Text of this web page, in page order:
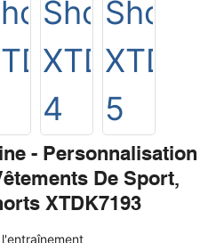
- Personnalisation
De Sport,
XTDK7193